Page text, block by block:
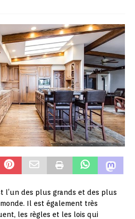
l’un des plus grands et des plus
Il est également très
les règles et les lois qui